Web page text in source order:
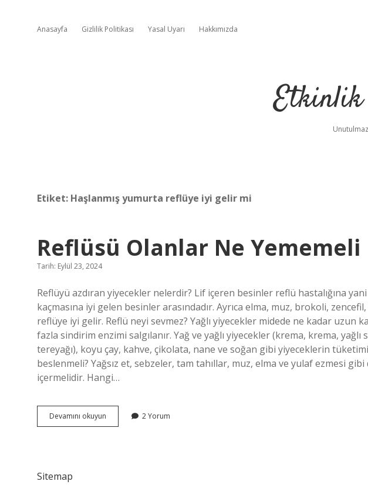
Anasayfa Gizlilik Politikası Yasal Uyarı Hakkımızda
Etiket: Haşlanmış yumurta reflüye iyi gelir mi
Reflüsü Olanlar Ne Yememeli
Tarih: Eylül 23, 2024
Reflüyü azdıran yiyecekler nelerdir? Lif içeren besinler reflü hastalığına
kaçmasına iyi gelen besinler arasındadır. Ayrıca elma, muz, brokoli,
reflüye iyi gelir. Reflü neyi sevmez? Yağlı yiyecekler midede ne kadar uzun
fazla sindirim enzimi salgılanır. Yağ ve yağlı yiyecekler (krema, krema,
tereyağı), koyu çay, kahve, çikolata, nane ve soğan gibi yiyeceklerin
beslenmeli? Yağsız et, sebzeler, tam tahıllar, muz, elma ve yulaf ezmesi
içermelidir. Hangi…
Devamını okuyun
Olanlar
2 Yorum
Sitemap